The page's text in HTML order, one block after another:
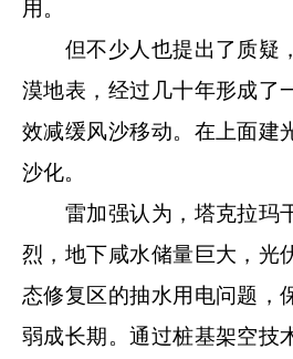
用。
但不少人也提出了质疑
漠地表，经过几十年形成了
效减缓风沙移动。在上面建
沙化。
雷加强认为，塔克拉玛
烈，地下咸水储量巨大，光
态修复区的抽水用电问题，
弱成长期。通过桩基架空技